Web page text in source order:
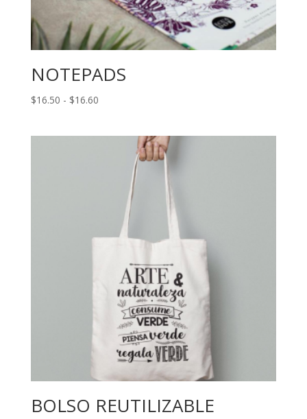
NOTEPADS
$16.50 - $16.60Rango
BOLSO REUTILIZABLE